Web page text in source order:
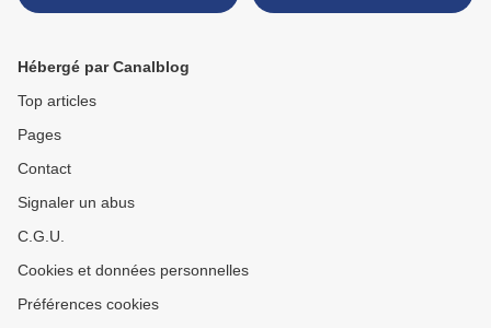
Hébergé par Canalblog
Top articles
Pages
Contact
Signaler un abus
C.G.U.
Cookies et données personnelles
Préférences cookies